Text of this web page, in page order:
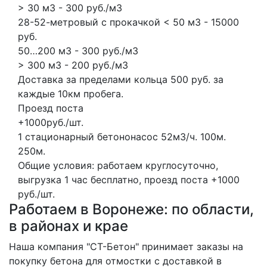
> 30 м3 - 300 руб./м3
28-52-метровый с прокачкой < 50 м3 - 15000
руб.
50…200 м3 - 300 руб./м3
> 300 м3 - 200 руб./м3
Доставка за пределами кольца 500 руб. за
каждые 10км пробега.
Проезд поста
+1000руб./шт.
1 стационарный бетононасос 52м3/ч. 100м.
250м.
Общие условия: работаем круглосуточно,
выгрузка 1 час бесплатно, проезд поста +1000
руб./шт.
Работаем в Воронеже: по области,
в районах и крае
Наша компания "СТ-Бетон" принимает заказы на
покупку бетона для отмостки с доставкой в